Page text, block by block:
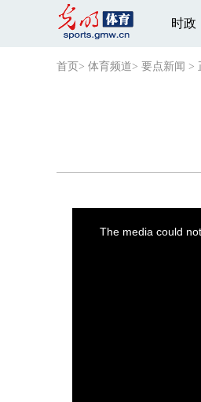
时政
首页 > 体育频道> 要点新闻 >
The media could